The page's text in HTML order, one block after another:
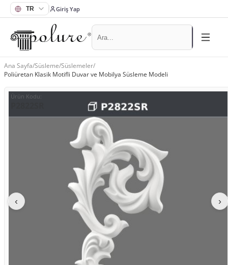
Giriş Yap
Ana Sayfa/Süsleme/Süslemeler/
Poliüretan Klasik Motifli Duvar ve Mobilya Süsleme Modeli
Ürün Kodu:
‹ ›